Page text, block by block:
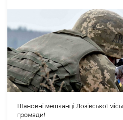
Шановні мешканці Лозівської
громади!